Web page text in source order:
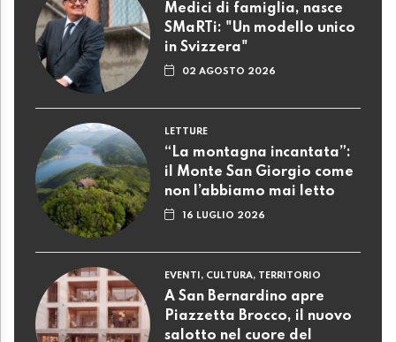
Medici di famiglia, nasce
SMaRTi: "Un modello unico
in Svizzera"
02 AGOSTO 2026
LETTURE
“La montagna incantata”:
il Monte San Giorgio come
non l’abbiamo mai letto
16 LUGLIO 2026
EVENTI, CULTURA, TERRITORIO
A San Bernardino apre
Piazzetta Brocco, il nuovo
salotto nel cuore del